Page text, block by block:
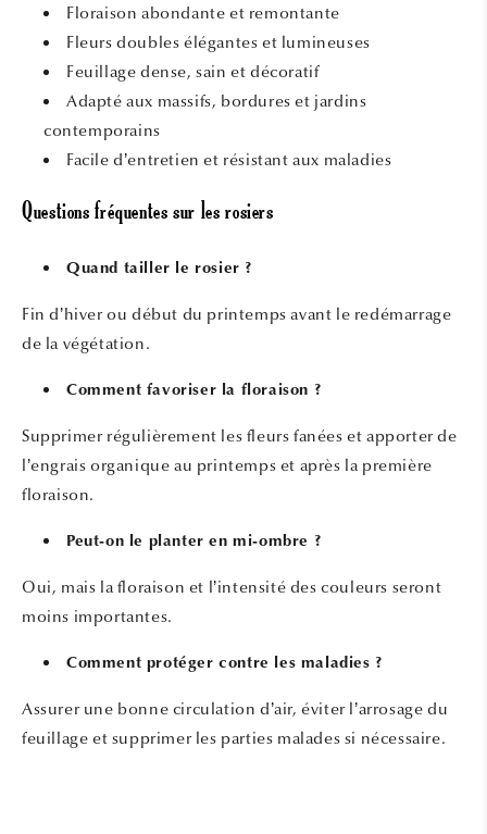
Floraison abondante et remontante
Fleurs doubles élégantes et lumineuses
Feuillage dense, sain et décoratif
Adapté aux massifs, bordures et jardins
contemporains
Facile d’entretien et résistant aux maladies
Questions fréquentes sur les rosiers
Quand tailler le rosier ?
Fin d’hiver ou début du printemps avant le redémarrage
de la végétation.
Comment favoriser la floraison ?
Supprimer régulièrement les fleurs fanées et apporter de
l’engrais organique au printemps et après la première
floraison.
Peut-on le planter en mi-ombre ?
Oui, mais la floraison et l’intensité des couleurs seront
moins importantes.
Comment protéger contre les maladies ?
Assurer une bonne circulation d’air, éviter l’arrosage du
feuillage et supprimer les parties malades si nécessaire.